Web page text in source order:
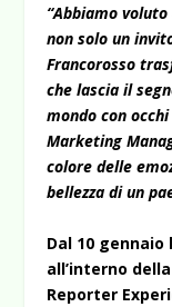
“Abbiamo
non solo un
Francorosso
che lascia il
mondo con
Marketing
colore delle
bellezza di un
Dal 10
all’interno
Reporter